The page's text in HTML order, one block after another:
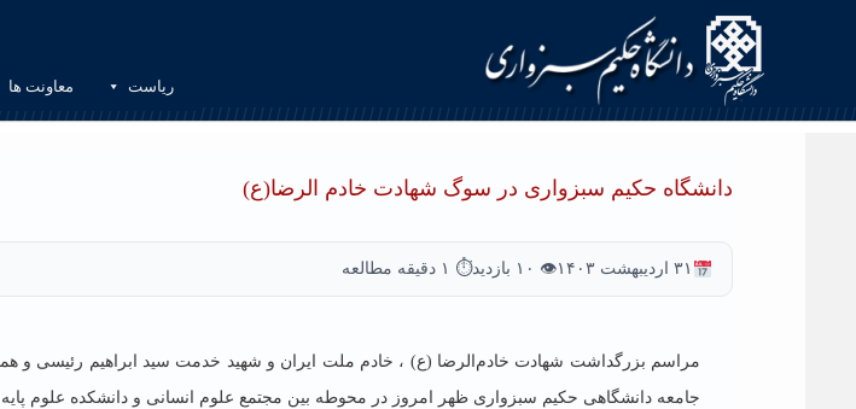
ریاست معاونت ها
دانشگاه حکیم سبزواری در سوگ شهادت خادم الرضا(ع)
۳۱ اردیبهشت ۱۴۰۳ 👁 ۱۰ بازدید ⏱ ۱ دقیقه مطالعه
مراسم بزرگداشت شهادت خادم‌الرضا (ع) ، خادم ملت ایران و شهید خدمت سید ابراهیم رئیسی و
جامعه دانشگاهی حکیم سبزواری ظهر امروز در محوطه بین مجتمع علوم انسانی و دانشکده علوم